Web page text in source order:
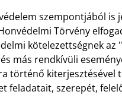
szempontjából is
Törvény
kötelezettségnek az
más rendkívüli
történő kiterjesztésével
feladatait, szerepét,